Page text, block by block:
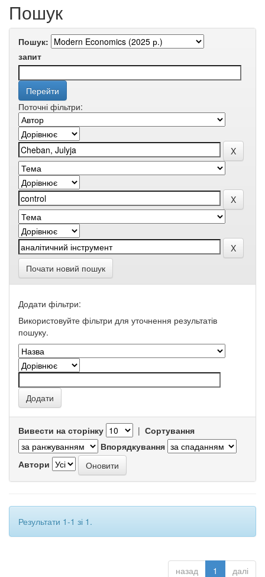
Пошук
Пошук:
запит
Поточні фільтри:
Почати новий пошук
Додати фільтри:
Використовуйте фільтри для уточнення результатів
пошуку.
Вивести на сторінку | Сортування
Впорядкування
Автори
Результати 1-1 зі 1.
назад 1 далі